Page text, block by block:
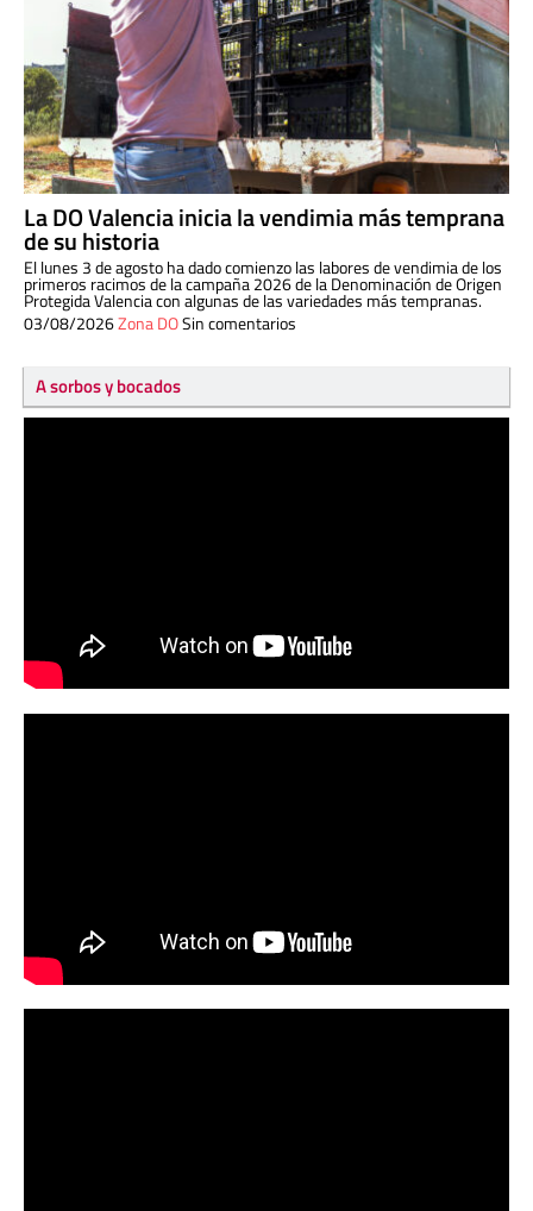
La DO Valencia inicia la vendimia más temprana
de su historia
El lunes 3 de agosto ha dado comienzo las labores de vendimia de los
primeros racimos de la campaña 2026 de la Denominación de Origen
Protegida Valencia con algunas de las variedades más tempranas.
03/08/2026Zona DOSin comentarios
A sorbos y bocados